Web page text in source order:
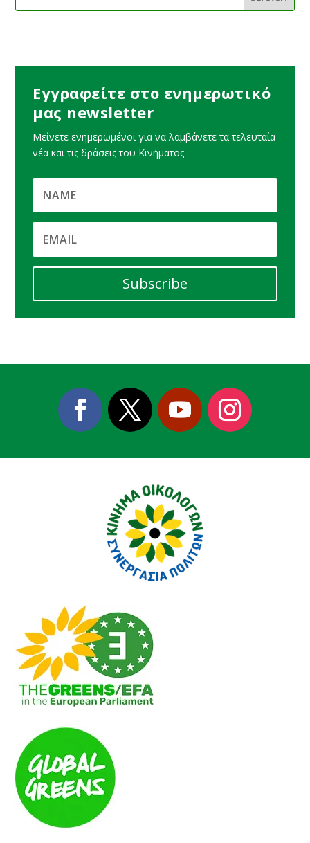
Εγγραφείτε στο ενημερωτικό
μας newsletter
Μείνετε ενημερωμένοι για να λαμβάνετε τα τελευταία
νέα και τις δράσεις του Κινήματος
Subscribe